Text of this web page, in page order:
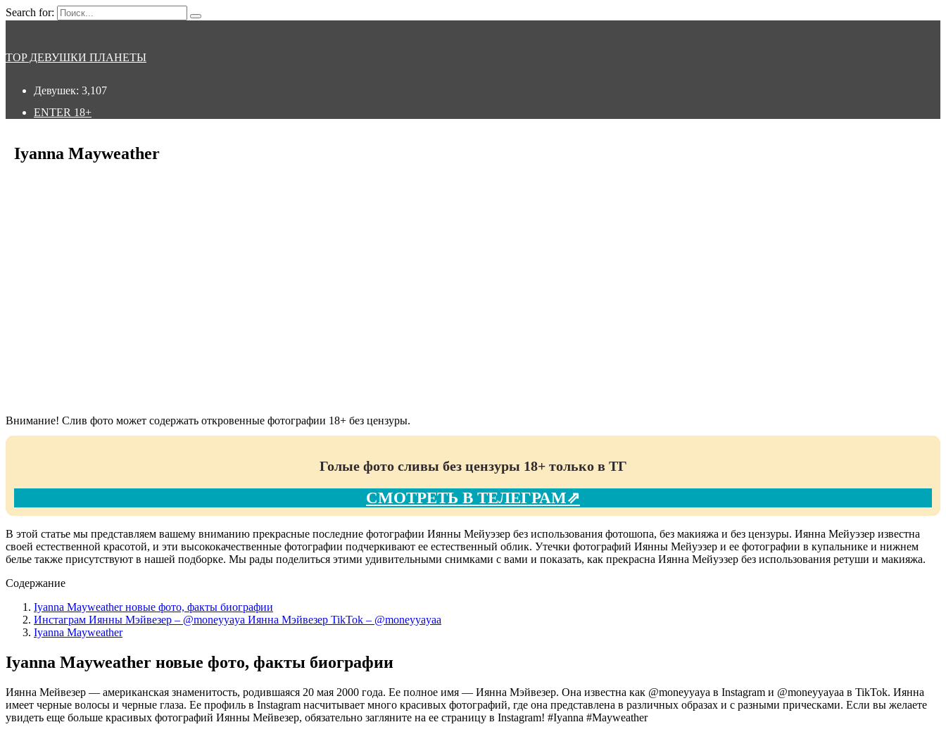
Search for:
TOP ДЕВУШКИ ПЛАНЕТЫ
Девушек: 3,107
ENTER 18+
Iyanna Mayweather
Внимание! Слив фото может содержать откровенные фотографии 18+ без цензуры.
Голые фото сливы без цензуры 18+ только в ТГ
СМОТРЕТЬ В ТЕЛЕГРАМ⇗
В этой статье мы представляем вашему вниманию прекрасные последние фотографии Иянны Мейуэзер без использования фотошопа, без макияжа и без цензуры. Иянна Мейуэзер известна
своей естественной красотой, и эти высококачественные фотографии подчеркивают ее естественный облик. Утечки фотографий Иянны Мейуэзер и ее фотографии в купальнике и нижнем
белье также присутствуют в нашей подборке. Мы рады поделиться этими удивительными снимками с вами и показать, как прекрасна Иянна Мейуэзер без использования ретуши и макияжа.
Содержание
Iyanna Mayweather новые фото, факты биографии
Инстаграм Иянны Мэйвезер – @moneyyaya Иянна Мэйвезер TikTok – @moneyyayaa
Iyanna Mayweather
Iyanna Mayweather новые фото, факты биографии
Иянна Мейвезер — американская знаменитость, родившаяся 20 мая 2000 года. Ее полное имя — Иянна Мэйвезер. Она известна как @moneyyaya в Instagram и @moneyyayaa в TikTok. Иянна
имеет черные волосы и черные глаза. Ее профиль в Instagram насчитывает много красивых фотографий, где она представлена в различных образах и с разными прическами. Если вы желаете
увидеть еще больше красивых фотографий Иянны Мейвезер, обязательно загляните на ее страницу в Instagram! #Iyanna #Mayweather